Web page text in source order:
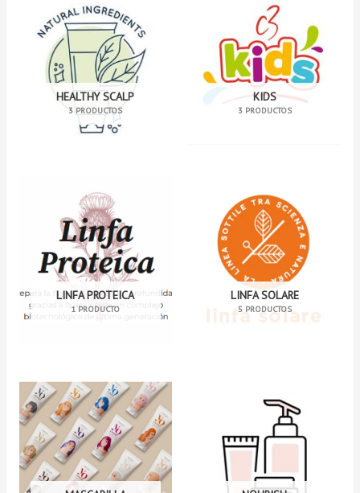
HEALTHY SCALP
3 PRODUCTOS
KIDS
3 PRODUCTOS
LINFA PROTEICA
1 PRODUCTO
LINFA SOLARE
5 PRODUCTOS